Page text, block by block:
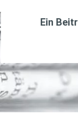
Ein